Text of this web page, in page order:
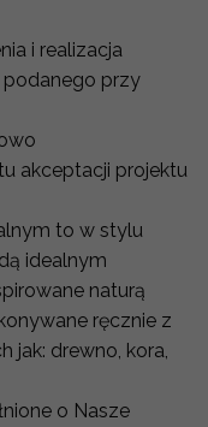
i realizacja
podanego przy
akceptacji projektu
to w stylu
idealnym
naturą
ręcznie z
jak: drewno, kora,
o Nasze